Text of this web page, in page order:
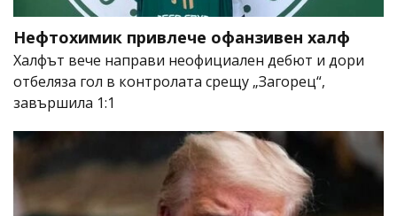
Нефтохимик привлече офанзивен халф
Халфът вече направи неофициален дебют и дори
отбеляза гол в контролата срещу „Загорец“,
завършила 1:1